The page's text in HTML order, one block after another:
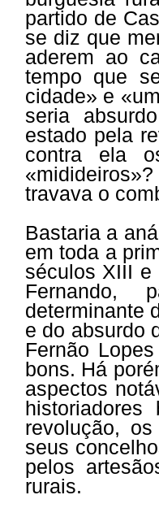
partido de
se diz que
aderem ao
tempo que
cidade» e
seria
estado pela
contra ela
travava o
Bastaria a
em toda a
séculos XIII e
Fernando,
determinante
e do absurdo
Fernão
bons. Há
aspectos
revolução,
seus
pelos
rurais.